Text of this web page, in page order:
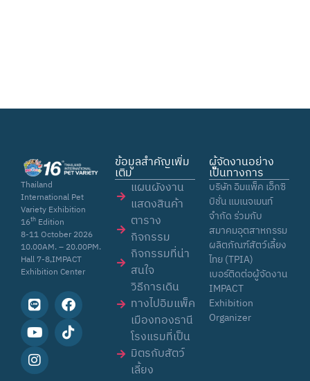
Thailand
International Pet
Variety Exhibition
16th Edition
8-11 October 2026
10.00AM. – 20.00PM.
Hall 7-8,IMPACT
Exhibition Center
ข้อมูลสำคัญเพิ่ม
เติม
แผนผังงาน
แสดงสินค้า
ตาราง
กิจกรรม
กิจกรรมที่น่า
สนใจ
วิธีการเดิน
ทางไปอิมแพ็ค
เมืองทองธานี
โรงแรมที่เป็น
มิตรกับสัตว์
เลี้ยง
ผู้จัดงานอย่าง
เป็นทางการ
บริษัท อิมแพ็ค เอ็กซิ
บิชั่น แมเนจเมนท์
จำกัด ร่วมกับ
สมาคมอุตสาหกรรม
ผลิตภัณฑ์สัตว์เลี้ยง
ไทย (TPIA)
เบอร์ติดต่อผู้จัดงาน
IMPACT
Exhibition
Organizer